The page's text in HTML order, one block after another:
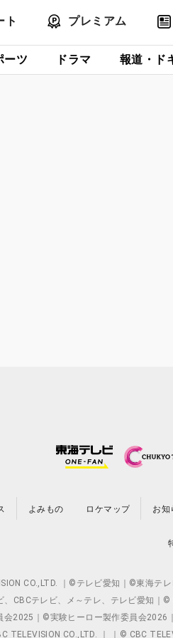
ト プレミアム
ーツ ドラマ 報道・ド
よみもの ロケマップ お知
CO.,LTD. ｜©テレビ愛知｜©東海
、CBCテレビ、メ～テレ、テレビ愛知
2025｜©実験ヒーロー製作委員会2026
TELEVISION CO.,LTD. ｜ ｜© CBC